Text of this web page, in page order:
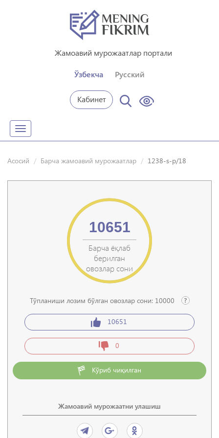
Жамоавий мурожаатлар портали
Ўзбекча Русский
Кабинет
Toggle
navigation
Асосий Барча жамоавий мурожаатлар 1238-s-p/18
Барча ёқлаб
берилган
овозлар сони
10651
Тўпланиши лозим бўлган овозлар сони: 10000
10651
0
Кўриб чиқилган
Жамоавий мурожаатни улашиш